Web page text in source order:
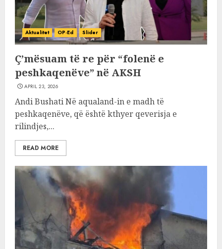
Aktualitet OP-Ed Slider
Ç’mësuam të re për “folenë e
peshkaqenëve” në AKSH
APRIL 23, 2026
Andi Bushati Në aqualand-in e madh të
peshkaqenëve, që është kthyer qeverisja e
rilindjes,...
READ MORE